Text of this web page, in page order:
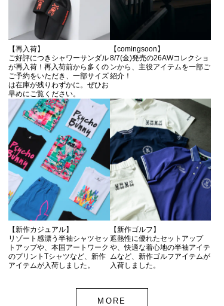
【再入荷】
ご好評につきシャワーサンダル
が再入荷！再入荷前から多くの
ご予約をいただき、一部サイズ
は在庫が残りわずかに。ぜひお
早めにご覧ください。
【comingsoon】
8/7(金)発売の26AWコレクショ
ンから、主役アイテムを一部ご
紹介！
【新作カジュアル】
リゾート感漂う半袖シャツセッ
トアップや、本国アートワーク
のプリントTシャツなど、新作
アイテムが入荷しました。
【新作ゴルフ】
遮熱性に優れたセットアップ
や、快適な着心地の半袖アイテ
ムなど、新作ゴルフアイテムが
入荷しました。
MORE